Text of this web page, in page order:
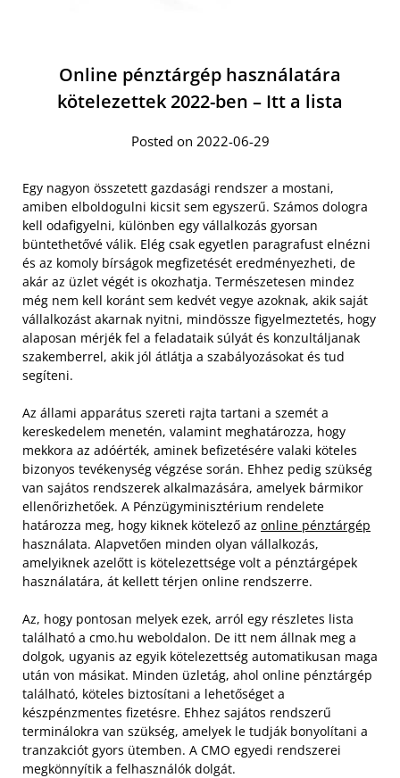
Online pénztárgép használatára
kötelezettek 2022-ben – Itt a lista
Posted on 2022-06-29
Egy nagyon összetett gazdasági rendszer a mostani,
amiben elboldogulni kicsit sem egyszerű. Számos dologra
kell odafigyelni, különben egy vállalkozás gyorsan
büntethetővé válik. Elég csak egyetlen paragrafust elnézni
és az komoly bírságok megfizetését eredményezheti, de
akár az üzlet végét is okozhatja. Természetesen mindez
még nem kell koránt sem kedvét vegye azoknak, akik saját
vállalkozást akarnak nyitni, mindössze figyelmeztetés, hogy
alaposan mérjék fel a feladataik súlyát és konzultáljanak
szakemberrel, akik jól átlátja a szabályozásokat és tud
segíteni.
Az állami apparátus szereti rajta tartani a szemét a
kereskedelem menetén, valamint meghatározza, hogy
mekkora az adóérték, aminek befizetésére valaki köteles
bizonyos tevékenység végzése során. Ehhez pedig szükség
van sajátos rendszerek alkalmazására, amelyek bármikor
ellenőrizhetőek. A Pénzügyminisztérium rendelete
határozza meg, hogy kiknek kötelező az online pénztárgép
használata. Alapvetően minden olyan vállalkozás,
amelyiknek azelőtt is kötelezettsége volt a pénztárgépek
használatára, át kellett térjen online rendszerre.
Az, hogy pontosan melyek ezek, arról egy részletes lista
található a cmo.hu weboldalon. De itt nem állnak meg a
dolgok, ugyanis az egyik kötelezettség automatikusan maga
után von másikat. Minden üzletág, ahol online pénztárgép
található, köteles biztosítani a lehetőséget a
készpénzmentes fizetésre. Ehhez sajátos rendszerű
terminálokra van szükség, amelyek le tudják bonyolítani a
tranzakciót gyors ütemben. A CMO egyedi rendszerei
megkönnyítik a felhasználók dolgát.